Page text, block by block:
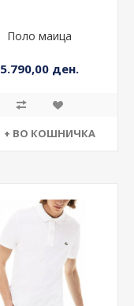
Поло маица
5.790,00 ден.
+ ВО КОШНИЧКА